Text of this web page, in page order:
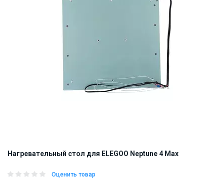
Нагревательный стол для ELEGOO Neptune 4 Max
Оценить товар